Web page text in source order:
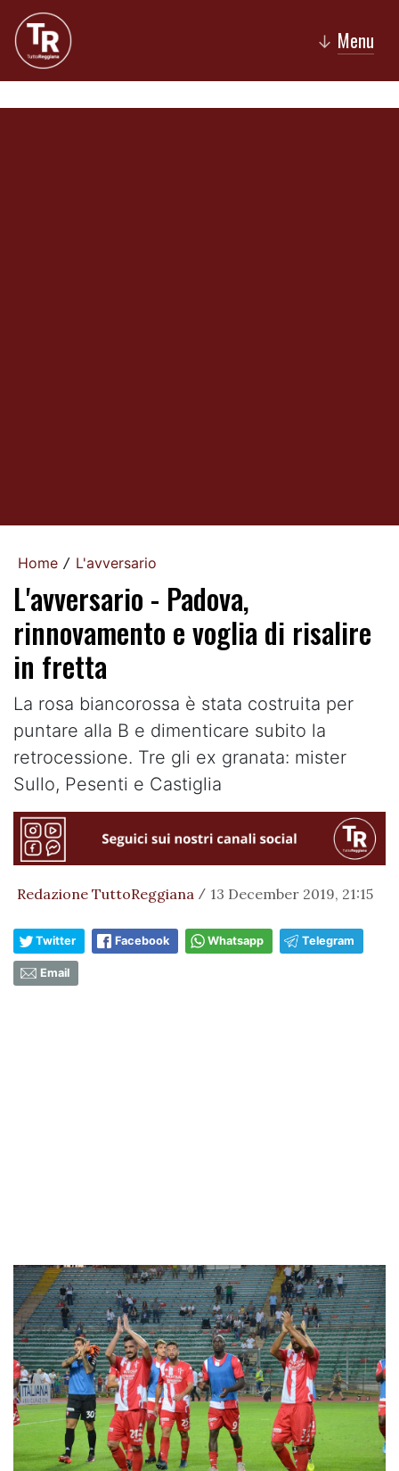
↓ Menu
Home / L'avversario
L'avversario - Padova,
rinnovamento e voglia di risalire
in fretta
La rosa biancorossa è stata costruita per
puntare alla B e dimenticare subito la
retrocessione. Tre gli ex granata: mister
Sullo, Pesenti e Castiglia
Redazione TuttoReggiana / 13 December 2019, 21:15
Twitter Facebook Whatsapp Telegram
Email